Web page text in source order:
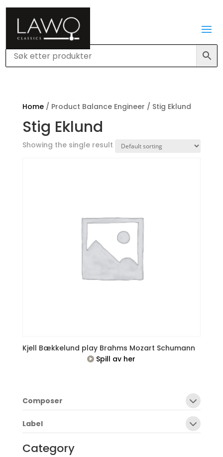
Home/ Product Balance Engineer / Stig Eklund
Stig Eklund
Showing the single result
Kjell Bækkelund play Brahms Mozart Schumann
Spill av her
Composer
Label
Category